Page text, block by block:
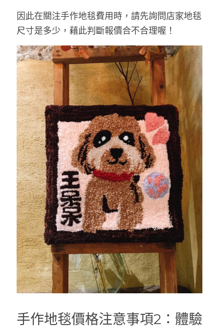
因此在關注手作地毯費用時，請先詢問店家地毯
尺寸是多少，藉此判斷報價合不合理喔！
手作地毯價格注意事項2：體驗